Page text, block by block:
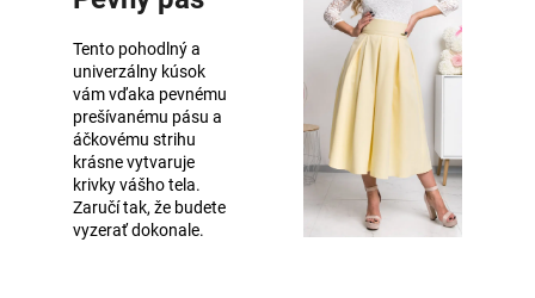
Tento pohodlný a
univerzálny kúsok
vám vďaka pevnému
prešívanému pásu a
áčkovému strihu
krásne vytvaruje
krivky vášho tela.
Zaručí tak, že budete
vyzerať dokonale.